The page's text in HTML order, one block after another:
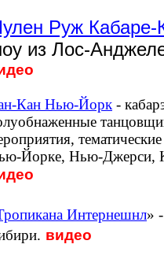
Руж Кабаре-
из Лос-
Кан Нью-Йорк-
Йорке, Нью-Джерси,
Интернешнл»
видео